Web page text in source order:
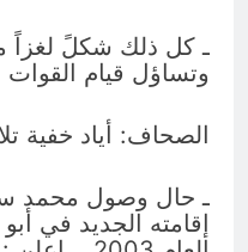
ـ كل ذلك شكلً لغزاً
وتساؤل قيام القوات
الصحاف: أياد خفية
ـ حال وصول محمد